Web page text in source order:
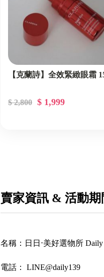
【克蘭詩】全效緊緻眼霜
$ 2,800 $ 1,999
賣家資訊 & 活動期
名稱： 日日⋅美好選物所 Daily
電話： LINE@daily139